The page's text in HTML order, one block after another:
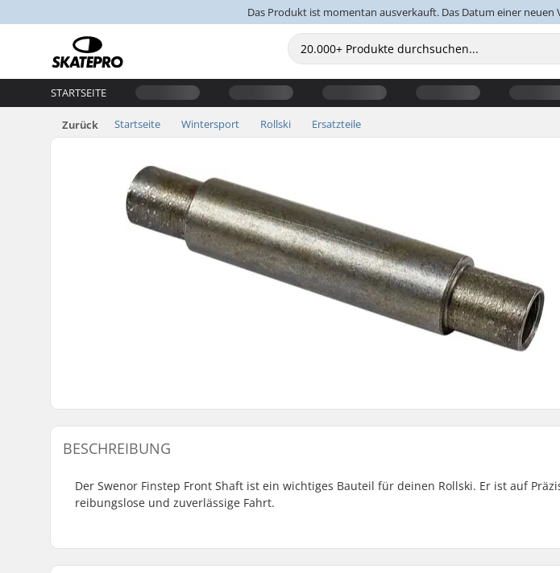
Das Produkt ist momentan ausverkauft. Das Datum einer
STARTSEITE
Zurück Startseite Wintersport Rollski Ersatzteile
BESCHREIBUNG
Der Swenor Finstep Front Shaft ist ein wichtiges Bauteil für deinen Rollski. Er ist auf
reibungslose und zuverlässige Fahrt.